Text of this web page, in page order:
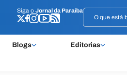
Siga o Jornal da Paraíba
Blogs Editorias
Siga o Jornal da Paraíba